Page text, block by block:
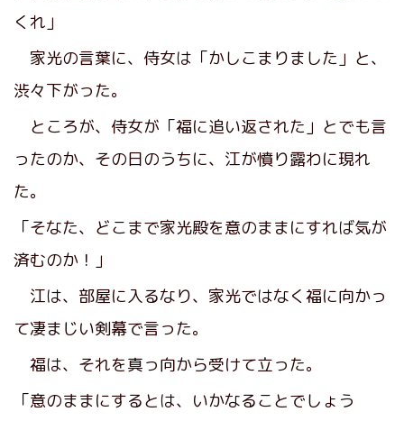
くれ」
家光の言葉に、侍女は「かしこまりました」と、
渋々下がった。
ところが、侍女が「福に追い返された」とでも言
ったのか、その日のうちに、江が憤り露わに現れ
た。
「そなた、どこまで家光殿を意のままにすれば気が
済むのか！」
江は、部屋に入るなり、家光ではなく福に向かっ
て凄まじい剣幕で言った。
福は、それを真っ向から受けて立った。
「意のままにするとは、いかなることでしょう